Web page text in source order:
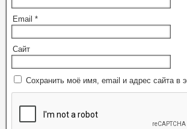
Email *
Сайт
Сохранить моё имя, email и адрес сайта в